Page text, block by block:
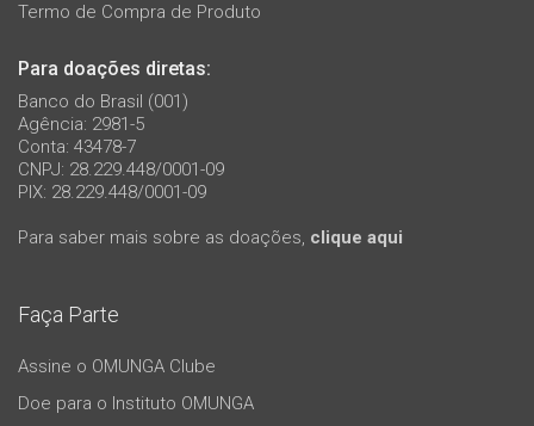
Termo de Compra de Produto
Para doações diretas:
Banco do Brasil (001)
Agência: 2981-5
Conta: 43478-7
CNPJ: 28.229.448/0001-09
PIX: 28.229.448/0001-09
Para saber mais sobre as doações, clique aqui
Faça Parte
Assine o OMUNGA Clube
Doe para o Instituto OMUNGA